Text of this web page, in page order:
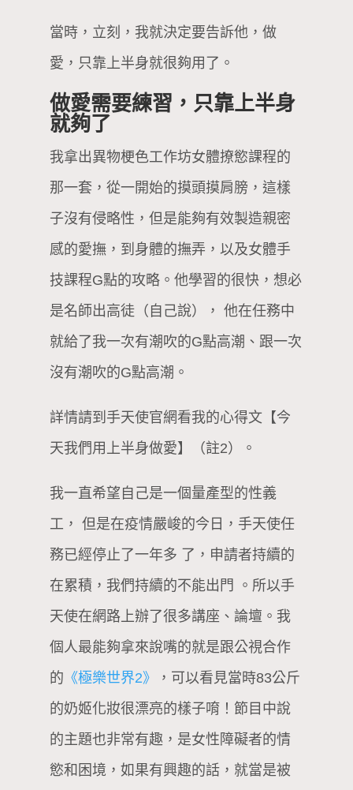
當時，立刻，我就決定要告訴他，做
愛，只靠上半身就很夠用了。
做愛需要練習，只靠上半身
就夠了
我拿出異物梗色工作坊女體撩慾課程的
那一套，從一開始的摸頭摸肩膀，這樣
子沒有侵略性，但是能夠有效製造親密
感的愛撫，到身體的撫弄，以及女體手
技課程G點的攻略。他學習的很快，想必
是名師出高徒（自己說）， 他在任務中
就給了我一次有潮吹的G點高潮、跟一次
沒有潮吹的G點高潮。
詳情請到手天使官網看我的心得文【今
天我們用上半身做愛】（註2）。
我一直希望自己是一個量產型的性義
工， 但是在疫情嚴峻的今日，手天使任
務已經停止了一年多 了，申請者持續的
在累積，我們持續的不能出門 。所以手
天使在網路上辦了很多講座、論壇。我
個人最能夠拿來說嘴的就是跟公視合作
的 《極樂世界2》
，可以看見當時83公斤
的奶姬化妝很漂亮的樣子唷！節目中說
的主題也非常有趣，是女性障礙者的情
慾和困境，如果有興趣的話，就當是被